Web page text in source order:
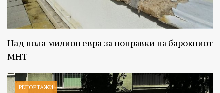
Над пола милион евра за поправки на барокниот
МНТ
РЕПОРТАЖИ